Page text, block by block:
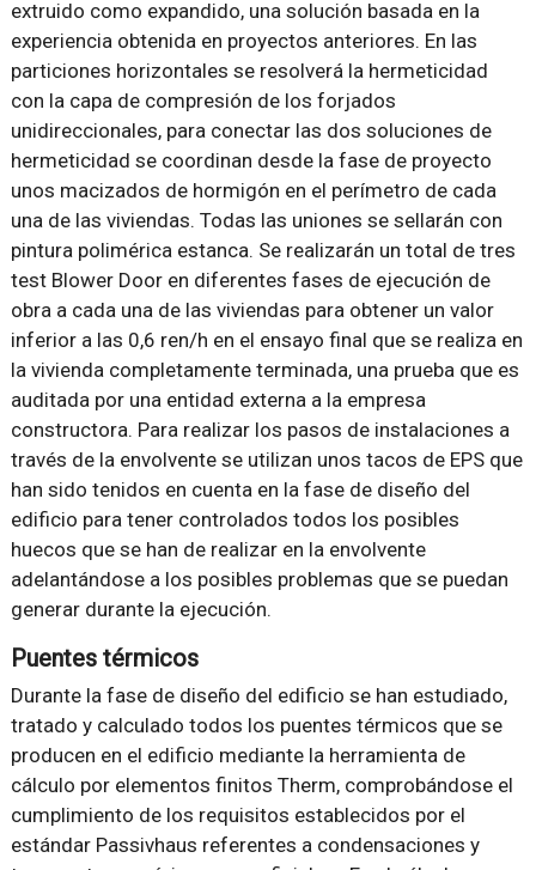
extruido como expandido, una solución basada en la
experiencia obtenida en proyectos anteriores. En las
particiones horizontales se resolverá la hermeticidad
con la capa de compresión de los forjados
unidireccionales, para conectar las dos soluciones de
hermeticidad se coordinan desde la fase de proyecto
unos macizados de hormigón en el perímetro de cada
una de las viviendas. Todas las uniones se sellarán con
pintura polimérica estanca. Se realizarán un total de tres
test Blower Door en diferentes fases de ejecución de
obra a cada una de las viviendas para obtener un valor
inferior a las 0,6 ren/h en el ensayo final que se realiza en
la vivienda completamente terminada, una prueba que es
auditada por una entidad externa a la empresa
constructora. Para realizar los pasos de instalaciones a
través de la envolvente se utilizan unos tacos de EPS que
han sido tenidos en cuenta en la fase de diseño del
edificio para tener controlados todos los posibles
huecos que se han de realizar en la envolvente
adelantándose a los posibles problemas que se puedan
generar durante la ejecución.
Puentes térmicos
Durante la fase de diseño del edificio se han estudiado,
tratado y calculado todos los puentes térmicos que se
producen en el edificio mediante la herramienta de
cálculo por elementos finitos Therm, comprobándose el
cumplimiento de los requisitos establecidos por el
estándar Passivhaus referentes a condensaciones y